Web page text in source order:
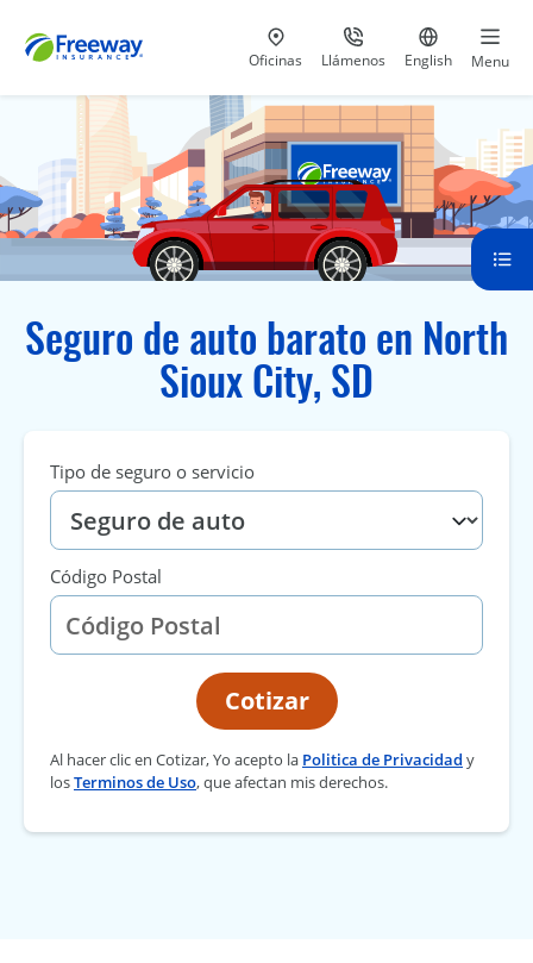
Visita nuestras
Oficinas Llámenos
al 800-441-5533
Ir al sitio
English Menu
Seguro de auto barato en North
Sioux City, SD
Tipo de seguro o servicio
Código Postal
Cotizar
Al hacer clic en Cotizar, Yo acepto la Politica de Privacidad y
losTerminos de Uso, que afectan mis derechos.